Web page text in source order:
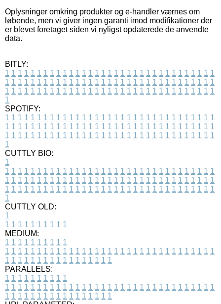
Oplysninger omkring produkter og e-handler værnes om
løbende, men vi giver ingen garanti imod modifikationer der
er blevet foretaget siden vi nyligst opdaterede de anvendte
data.
BITLY:
1 1 1 1 1 1 1 1 1 1 1 1 1 1 1 1 1 1 1 1 1 1 1 1 1 1 1 1 1 1 1 1 1
1 1 1 1 1 1 1 1 1 1 1 1 1 1 1 1 1 1 1 1 1 1 1 1 1 1 1 1 1 1 1 1 1
1 1 1 1 1 1 1 1 1 1 1 1 1 1 1 1 1 1 1 1 1 1 1 1 1 1 1 1 1 1 1 1 1
1
SPOTIFY:
1 1 1 1 1 1 1 1 1 1 1 1 1 1 1 1 1 1 1 1 1 1 1 1 1 1 1 1 1 1 1 1 1
1 1 1 1 1 1 1 1 1 1 1 1 1 1 1 1 1 1 1 1 1 1 1 1 1 1 1 1 1 1 1 1 1
1 1 1 1 1 1 1 1 1 1 1 1 1 1 1 1 1 1 1 1 1 1 1 1 1 1 1 1 1 1 1 1 1
1
CUTTLY BIO:
1
1 1 1 1 1 1 1 1 1 1 1 1 1 1 1 1 1 1 1 1 1 1 1 1 1 1 1 1 1 1 1 1 1
1 1 1 1 1 1 1 1 1 1 1 1 1 1 1 1 1 1 1 1 1 1 1 1 1 1 1 1 1 1 1 1 1
1 1 1 1 1 1 1 1 1 1 1 1 1 1 1 1 1 1 1 1 1 1 1 1 1 1 1 1 1 1 1 1 1
1
CUTTLY OLD:
1
1 1 1 1 1 1 1 1 1 1
MEDIUM:
1 1 1 1 1 1 1 1 1 1
1 1 1 1 1 1 1 1 1 1 1 1 1 1 1 1 1 1 1 1 1 1 1 1 1 1 1 1 1 1 1 1 1
1 1 1 1 1 1 1 1 1 1 1 1 1 1 1 1 1
PARALLELS:
1 1 1 1 1 1 1 1 1 1
1 1 1 1 1 1 1 1 1 1 1 1 1 1 1 1 1 1 1 1 1 1 1 1 1 1 1 1 1 1 1 1 1
1 1 1 1 1 1 1 1 1 1 1 1 1 1 1 1 1